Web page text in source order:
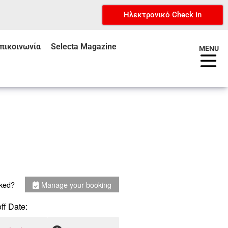
Ηλεκτρονικό Check in
Selecta Magazine MENU
Manage your booking
Date: